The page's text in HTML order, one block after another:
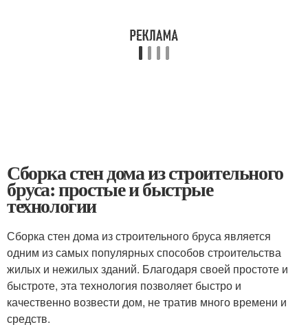
Сборка стен дома из строительного
бруса: простые и быстрые
технологии
Сборка стен дома из строительного бруса является
одним из самых популярных способов строительства
жилых и нежилых зданий. Благодаря своей простоте и
быстроте, эта технология позволяет быстро и
качественно возвести дом, не тратив много времени и
средств.